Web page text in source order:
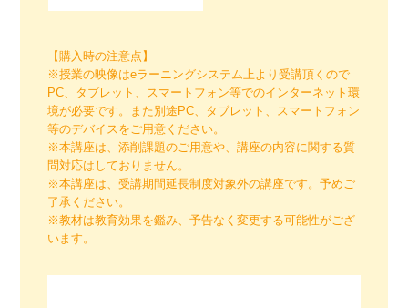
【購入時の注意点】
※授業の映像はeラーニングシステム上より受講頂くので
PC、タブレット、スマートフォン等でのインターネット環
境が必要です。また別途PC、タブレット、スマートフォン
等のデバイスをご用意ください。
※本講座は、添削課題のご用意や、講座の内容に関する質
問対応はしておりません。
※本講座は、受講期間延長制度対象外の講座です。予めご
了承ください。
※教材は教育効果を鑑み、予告なく変更する可能性がござ
います。